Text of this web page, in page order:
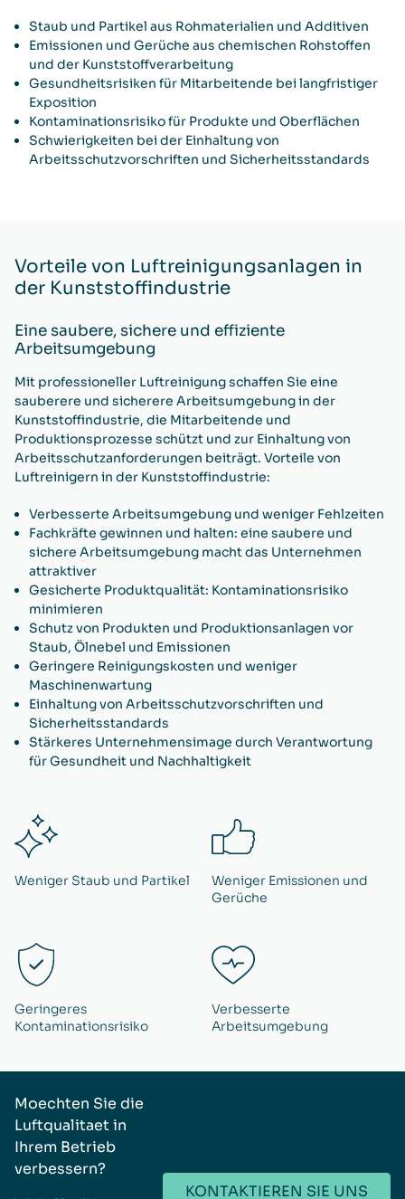
Staub und Partikel aus Rohmaterialien und Additiven
Emissionen und Gerüche aus chemischen Rohstoffen
und der Kunststoffverarbeitung
Gesundheitsrisiken für Mitarbeitende bei langfristiger
Exposition
Kontaminationsrisikofür Produkte und Oberflächen
Schwierigkeiten bei der Einhaltung von
Arbeitsschutzvorschriften und Sicherheitsstandards
Vorteile von Luftreinigungsanlagen in
der Kunststoffindustrie
Eine saubere, sichere und effiziente
Arbeitsumgebung
Mit professioneller Luftreinigung schaffen Sie eine
sauberere und sicherere Arbeitsumgebung in der
Kunststoffindustrie, die Mitarbeitende und
Produktionsprozesse schützt und zur Einhaltung von
Arbeitsschutzanforderungen beiträgt. Vorteile von
Luftreinigern in der Kunststoffindustrie:
Verbesserte Arbeitsumgebung und weniger Fehlzeiten
Fachkräfte gewinnen und halten: eine saubere und
sichere Arbeitsumgebung macht das Unternehmen
attraktiver
Gesicherte Produktqualität: Kontaminationsrisiko
minimieren
Schutz von Produkten und Produktionsanlagen vor
Staub, Ölnebel und Emissionen
Geringere Reinigungskosten und weniger
Maschinenwartung
Einhaltung von Arbeitsschutzvorschriften und
Sicherheitsstandards
Stärkeres Unternehmensimage durch Verantwortung
für Gesundheit und Nachhaltigkeit
Weniger Staub und Partikel
Weniger Emissionen und
Gerüche
Geringeres
Kontaminationsrisiko
Verbesserte
Arbeitsumgebung
Moechten Sie die
Luftqualitaet in
Ihrem Betrieb
verbessern?
KONTAKTIEREN SIE UNS